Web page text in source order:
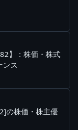
】：株価・株式
ンス
の株価・株主優